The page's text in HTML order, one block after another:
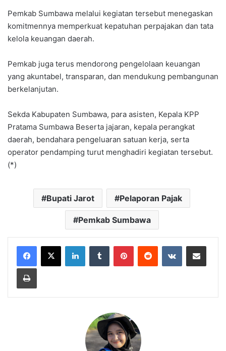
Pemkab Sumbawa melalui kegiatan tersebut menegaskan
komitmennya memperkuat kepatuhan perpajakan dan tata
kelola keuangan daerah.
Pemkab juga terus mendorong pengelolaan keuangan
yang akuntabel, transparan, dan mendukung pembangunan
berkelanjutan.
Sekda Kabupaten Sumbawa, para asisten, Kepala KPP
Pratama Sumbawa Beserta jajaran, kepala perangkat
daerah, bendahara pengeluaran satuan kerja, serta
operator pendamping turut menghadiri kegiatan tersebut.
(*)
Bupati Jarot Pelaporan Pajak
Pemkab Sumbawa
LinkedInTumblr PinterestReddit VKontakteBagikan Lewat Email
Cetak